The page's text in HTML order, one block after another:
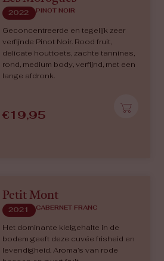
2022 PINOT NOIR
Geconcentreerde en tegelijk zeer
verfijnde Pinot Noir. Rood fruit,
delicate houttoets, zachte tannines,
rond, medium body, verfijnd, met een
lange afdronk.
€19,95
Petit Mont
2021 CABERNET FRANC
Het dominante kleigehalte in de
bodem geeft deze cuvée frisheid en
levendigheid. Aroma’s van rode